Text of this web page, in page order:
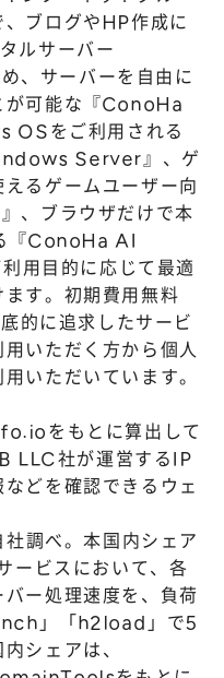
ブログやHP作成に
ルサーバー
、サーバーを自由に
が可能な『ConoHa
をご利用される
Server』、ゲ
るゲームユーザー向
、ブラウザだけで本
『ConoHa AI
用目的に応じて最適
す。初期費用無料
的に追求したサービ
いただく方から個人
いただいています。
をもとに算出して
LLC社が運営するIP
どを確認できるウェ
調べ。本国内シェア
ービスにおいて、各
ー処理速度を、負荷
」「h2load」で5
シェアは、